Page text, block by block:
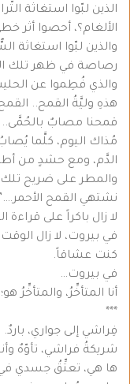
الذين لبّوا استغاثة
الألغام؟، أحصوا أثر
والذين لبّوا استغاثة
رصاصة في ظهر تلك
والذي فُطِموا عن
هذهِ وليَّةُ القمح..
قمحنا مصابٌ
مُذاك اليوم، كلَّما
الدَّم، ومع حشدٍ من
والمطر على ضريح تلك
نشتهي القمح
لا زال باكراً على قراءة
في بيروت، لا زال
كنت عشاقاً.
في بيروت…
أنا المتأخِّرُ، والمتأخِّرُ
***
فِراشي إلى جواري، باردٌ.
شريكةُ فراشي، تأوّهٌ
ها هي، تعتِّقُ جسدي